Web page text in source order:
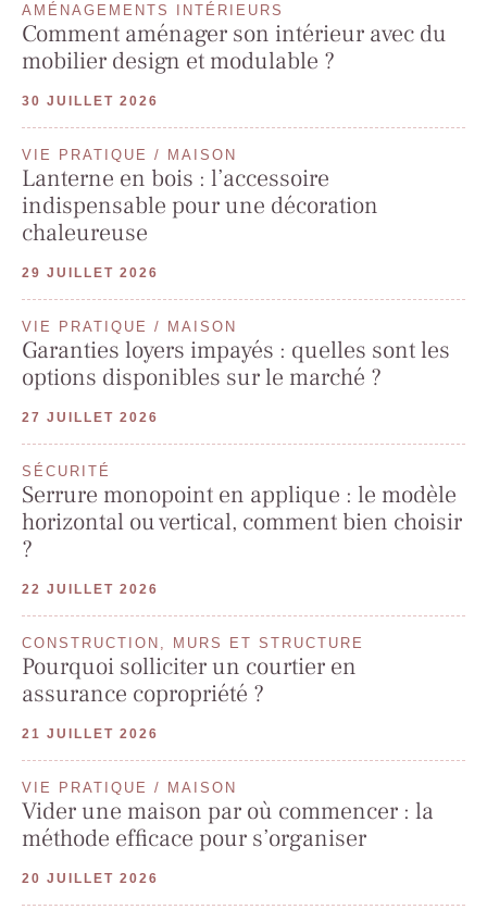
AMÉNAGEMENTS INTÉRIEURS
Comment aménager son intérieur avec du
mobilier design et modulable ?
30 JUILLET 2026
VIE PRATIQUE / MAISON
Lanterne en bois : l’accessoire
indispensable pour une décoration
chaleureuse
29 JUILLET 2026
VIE PRATIQUE / MAISON
Garanties loyers impayés : quelles sont les
options disponibles sur le marché ?
27 JUILLET 2026
SÉCURITÉ
Serrure monopoint en applique : le modèle
horizontal ou vertical, comment bien choisir
?
22 JUILLET 2026
CONSTRUCTION, MURS ET STRUCTURE
Pourquoi solliciter un courtier en
assurance copropriété ?
21 JUILLET 2026
VIE PRATIQUE / MAISON
Vider une maison par où commencer : la
méthode efficace pour s’organiser
20 JUILLET 2026